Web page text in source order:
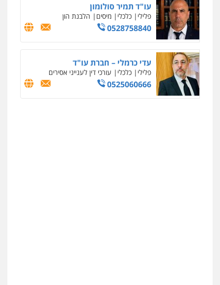
עו"ד תמיר סולומון
פלילי כלכלי מיסים הלבנת הון
0528758840
עדי כרמלי – חברת עו"ד
פלילי כלכלי עורכי דין לענייני אסירים
0525060666